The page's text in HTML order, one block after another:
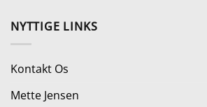
NYTTIGE LINKS
Kontakt Os
Mette Jensen